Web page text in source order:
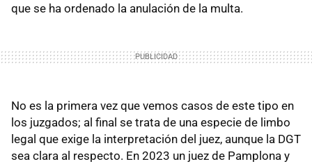
que se ha ordenado la anulación de la multa.
No es la primera vez que vemos casos de este tipo en
los juzgados; al final se trata de una especie de limbo
legal que exige la interpretación del juez, aunque la DGT
sea clara al respecto. En 2023 un juez de Pamplona y